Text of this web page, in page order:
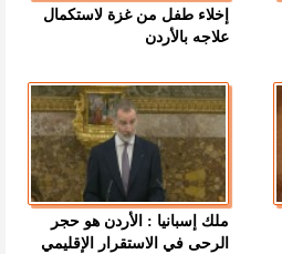
إخلاء طفل من غزة لاستكمال
علاجه بالأردن
ملك إسبانيا : الأردن هو حجر
الرحى في الاستقرار الإقليمي